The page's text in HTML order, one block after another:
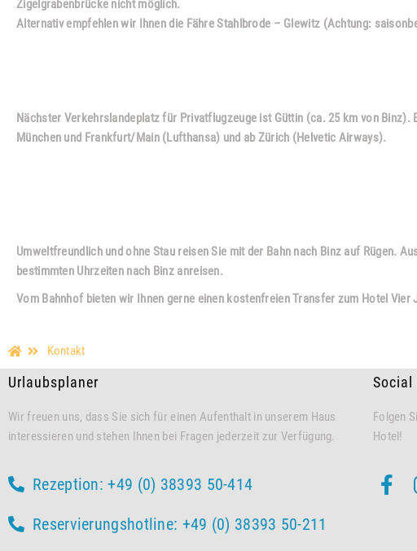
Zigelgrabenbrücke nicht möglich.
Alternativ empfehlen wir Ihnen die Fähre Stahlbrode – Glewitz (Achtung:
Nächster Verkehrslandeplatz für Privatflugzeuge ist Güttin (ca. 25 km von
München und Frankfurt/Main (Lufthansa) und ab Zürich (Helvetic Airways).
Umweltfreundlich und ohne Stau reisen Sie mit der Bahn nach Binz auf Rügen.
bestimmten Uhrzeiten nach Binz anreisen.
Vom Bahnhof bieten wir Ihnen gerne einen kostenfreien Transfer zum Hotel Vier
Kontakt
Urlaubsplaner
Wir freuen uns, dass Sie sich für einen Aufenthalt in unserem Haus
interessieren und stehen Ihnen bei Fragen jederzeit zur Verfügung.
Rezeption: +49 (0) 38393 50-414
Reservierungshotline: +49 (0) 38393 50-211
Social
Folgen
Hotel!